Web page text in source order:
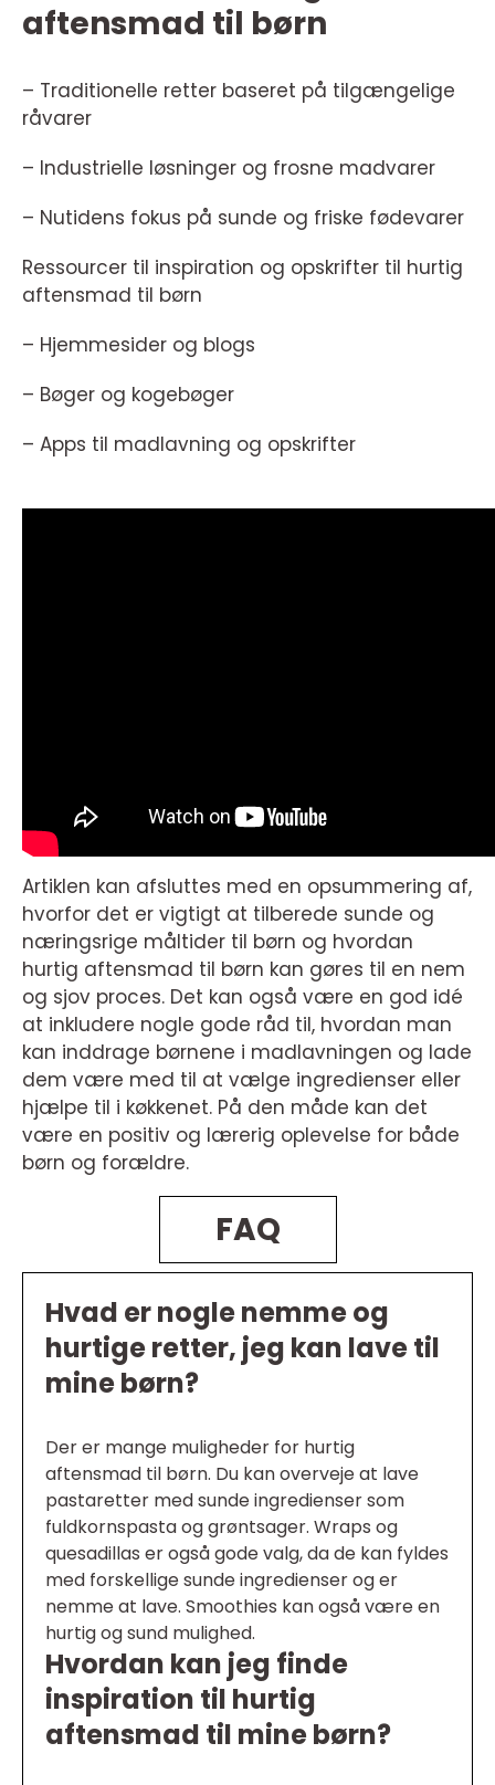
aftensmad til børn
– Traditionelle retter baseret på tilgængelige
råvarer
– Industrielle løsninger og frosne madvarer
– Nutidens fokus på sunde og friske fødevarer
Ressourcer til inspiration og opskrifter til hurtig
aftensmad til børn
– Hjemmesider og blogs
– Bøger og kogebøger
– Apps til madlavning og opskrifter
Artiklen kan afsluttes med en opsummering af,
hvorfor det er vigtigt at tilberede sunde og
næringsrige måltider til børn og hvordan
hurtig aftensmad til børn kan gøres til en nem
og sjov proces. Det kan også være en god idé
at inkludere nogle gode råd til, hvordan man
kan inddrage børnene i madlavningen og lade
dem være med til at vælge ingredienser eller
hjælpe til i køkkenet. På den måde kan det
være en positiv og lærerig oplevelse for både
børn og forældre.
FAQ
Hvad er nogle nemme og
hurtige retter, jeg kan lave til
mine børn?
Der er mange muligheder for hurtig
aftensmad til børn. Du kan overveje at lave
pastaretter med sunde ingredienser som
fuldkornspasta og grøntsager. Wraps og
quesadillas er også gode valg, da de kan fyldes
med forskellige sunde ingredienser og er
nemme at lave. Smoothies kan også være en
hurtig og sund mulighed.
Hvordan kan jeg finde
inspiration til hurtig
aftensmad til mine børn?